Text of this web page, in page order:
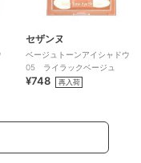
セザンヌ
ベージュトーンアイシャドウ
05 ライラックベージュ
¥748 再入荷